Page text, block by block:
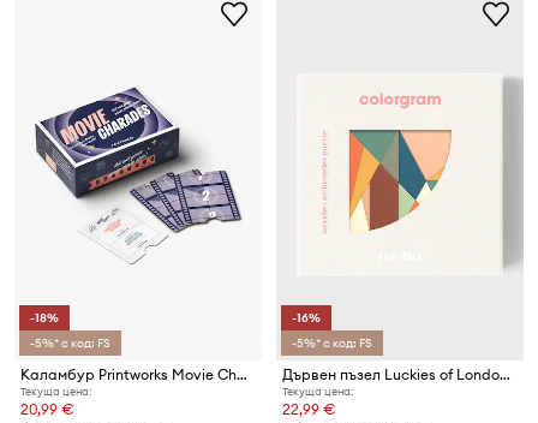
-18%
-5%* с код: FS
Каламбур Printworks Movie Charades 10 x 15 x 5 cm
Текуща цена:
20,99 €
-16%
-5%* с код: FS
Дървен пъзел Luckies of London Colorgram 14 x 19 cm
Текуща цена:
22,99 €